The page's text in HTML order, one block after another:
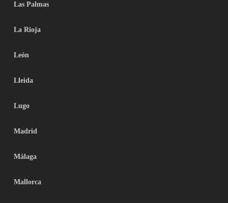
Las Palmas
La Rioja
León
Lleida
Lugo
Madrid
Málaga
Mallorca